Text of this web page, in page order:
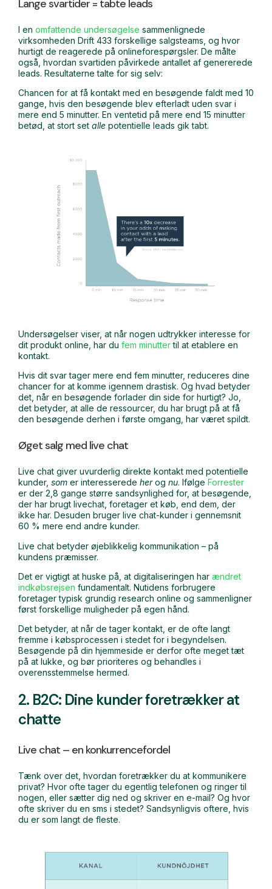
Lange svartider = tabte leads
I en omfattende undersøgelse sammenlignede
virksomheden Drift 433 forskellige salgsteams, og hvor
hurtigt de reagerede på onlineforespørgsler. De målte
også, hvordan svartiden påvirkede antallet af genererede
leads. Resultaterne talte for sig selv:
Chancen for at få kontakt med en besøgende faldt med 10
gange, hvis den besøgende blev efterladt uden svar i
mere end 5 minutter. En ventetid på mere end 15 minutter
betød, at stort set alle potentielle leads gik tabt.
Undersøgelser viser, at når nogen udtrykker interesse for
dit produkt online, har du fem minuttertil at etablere en
kontakt.
Hvis dit svar tager mere end fem minutter, reduceres dine
chancer for at komme igennem drastisk. Og hvad betyder
det, når en besøgende forlader din side for hurtigt? Jo,
det betyder, at alle de ressourcer, du har brugt på at få
den besøgende derhen i første omgang, har været spildt.
Øget salg med live chat
Live chat giver uvurderlig direkte kontakt med potentielle
kunder, som er interesserede herog nu. Ifølge Forrester
er der 2,8 gange større sandsynlighed for, at besøgende,
der har brugt livechat, foretager et køb, end dem, der
ikke har. Desuden bruger live chat-kunder i gennemsnit
60 % mere end andre kunder.
Live chat betyder øjeblikkelig kommunikation – på
kundens præmisser.
Det er vigtigt at huske på, at digitaliseringen har ændret
indkøbsrejsen fundamentalt. Nutidens forbrugere
foretager typisk grundig research online og sammenligner
først forskellige muligheder på egen hånd.
Det betyder, at når de tager kontakt, er de ofte langt
fremme i købsprocessen i stedet for i begyndelsen.
Besøgende på din hjemmeside er derfor ofte meget tæt
på at lukke, og bør prioriteres og behandles i
overensstemmelse hermed.
2. B2C: Dine kunder foretrækker at
chatte
Live chat – en konkurrencefordel
Tænk over det, hvordan foretrækker du at kommunikere
privat? Hvor ofte tager du egentlig telefonen og ringer til
nogen, eller sætter dig ned og skriver en e-mail? Og hvor
ofte skriver du en sms i stedet? Sandsynligvis oftere, hvis
du er som langt de fleste.